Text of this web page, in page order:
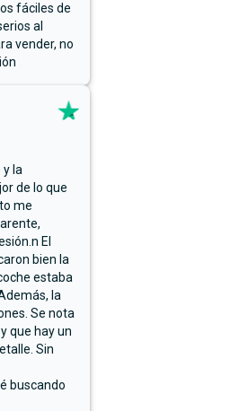
fáciles de
al
vender, no
la
de lo que
me
El
bien la
estaba
la
Se nota
que hay un
Sin
buscando